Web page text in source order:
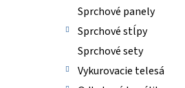
Sprchové panely
Sprchové stĺpy
Sprchové sety
Vykurovacie telesá